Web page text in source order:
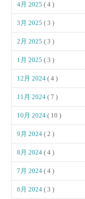
4月 2025( 4 )
3月 2025( 3 )
2月 2025( 3 )
1月 2025( 3 )
12月 2024( 4 )
11月 2024( 7 )
10月 2024( 10 )
9月 2024( 2 )
8月 2024( 4 )
7月 2024( 4 )
6月 2024( 3 )